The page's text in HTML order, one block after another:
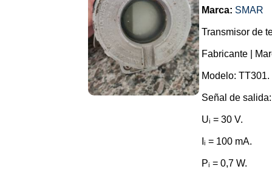
Marca: SMAR
Transmisor de
Fabricante |
Modelo: TT301.
Señal de
Uᵢ = 30 V.
Iᵢ = 100 mA.
Pᵢ = 0,7 W.